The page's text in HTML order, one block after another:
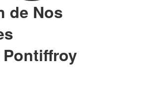
de Nos